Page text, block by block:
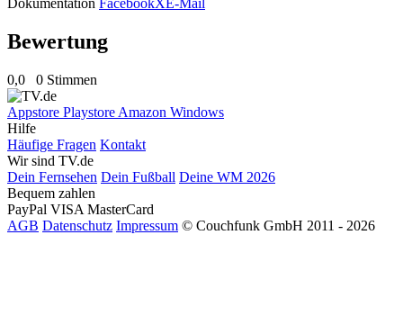
Bewertung
0,0 0 Stimmen
Appstore Playstore Amazon Windows
Hilfe
Häufige Fragen Kontakt
Wir sind TV.de
Dein Fernsehen Dein Fußball Deine WM 2026
Bequem zahlen
PayPal VISA MasterCard
AGB Datenschutz Impressum © Couchfunk GmbH 2011 - 2026